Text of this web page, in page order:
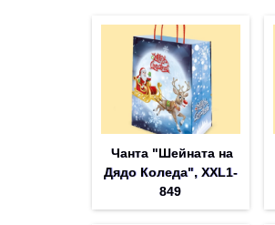
Чанта "Шейната на
Дядо Коледа", XXL1-
849